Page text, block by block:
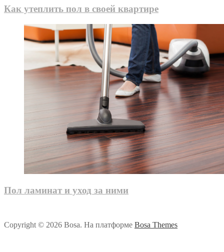
Как утеплить пол в своей квартире
Пол ламинат и уход за ними
Copyright © 2026 Bosa. На платформе Bosa Themes